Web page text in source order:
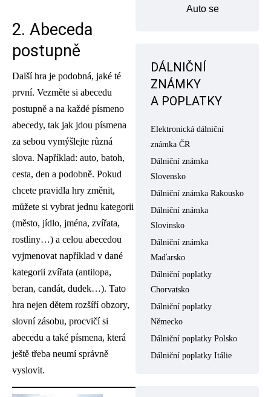
2. Abeceda
postupně
Další hra je podobná, jaké té
první. Vezměte si abecedu
postupně a na každé písmeno
abecedy, tak jak jdou písmena
za sebou vymýšlejte různá
slova. Například: auto, batoh,
cesta, den a podobně. Pokud
chcete pravidla hry změnit,
můžete si vybrat jednu kategorii
(město, jídlo, jména, zvířata,
rostliny…) a celou abecedou
vyjmenovat například v dané
kategorii zvířata (antilopa,
beran, candát, dudek…). Tato
hra nejen dětem rozšíří obzory,
slovní zásobu, procvičí si
abecedu a také písmena, která
ještě třeba neumí správně
vyslovit.
Auto se
DÁLNIČNÍ
ZNÁMKY
A POPLATKY
Elektronická dálniční
známka ČR
Dálniční známka
Slovensko
Dálniční známka Rakousko
Dálniční známka
Slovinsko
Dálniční známka
Maďarsko
Dálniční poplatky
Chorvatsko
Dálniční poplatky
Německo
Dálniční poplatky Polsko
Dálniční poplatky Itálie